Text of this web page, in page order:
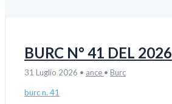
BURC N° 41 DEL 2026
31 Luglio 2026 • ance • Burc
burc n. 41